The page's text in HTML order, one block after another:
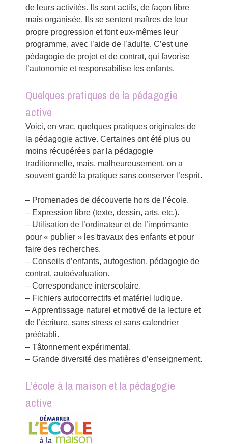
de leurs activités. Ils sont actifs, de façon libre
mais organisée. Ils se sentent maîtres de leur
propre progression et font eux-mêmes leur
programme, avec l’aide de l’adulte. C’est une
pédagogie de projet et de contrat, qui favorise
l’autonomie et responsabilise les enfants.
Quelques pratiques de la pédagogie
active
Voici, en vrac, quelques pratiques originales de
la pédagogie active. Certaines ont été plus ou
moins récupérées par la pédagogie
traditionnelle, mais, malheureusement, on a
souvent gardé la pratique sans conserver l’esprit.
– Promenades de découverte hors de l’école.
– Expression libre (texte, dessin, arts, etc.).
– Utilisation de l’ordinateur et de l’imprimante
pour « publier » les travaux des enfants et pour
faire des recherches.
– Conseils d’enfants, autogestion, pédagogie de
contrat, autoévaluation.
– Correspondance interscolaire.
– Fichiers autocorrectifs et matériel ludique.
– Apprentissage naturel et motivé de la lecture et
de l’écriture, sans stress et sans calendrier
préétabli.
– Tâtonnement expérimental.
– Grande diversité des matières d’enseignement.
L’école à la maison et la pédagogie
active